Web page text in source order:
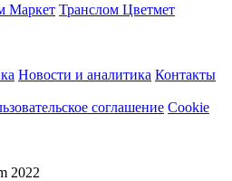
Маркет Транслом Цветмет
Новости и аналитика Контакты
соглашение Cookie
2022